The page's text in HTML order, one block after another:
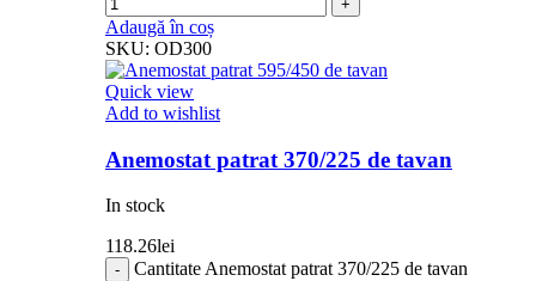
Adaugă în coș
SKU: OD300
Quick view
Add to wishlist
Anemostat patrat 370/225 de tavan
In stock
118.26lei
Cantitate Anemostat patrat 370/225 de tavan